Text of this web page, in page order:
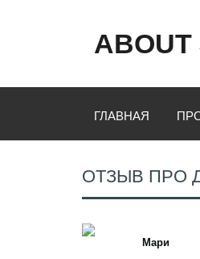
ABOUT
ГЛАВНАЯ
ОТЗЫВ ПРО
Мари